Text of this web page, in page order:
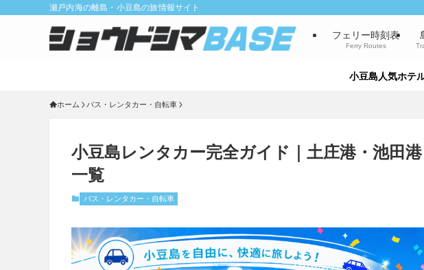
瀬戸内海の離島・小豆島の旅情報サイト
フェリー時刻表
Ferry Routes
小豆島人気ホテ
ホーム バス・レンタカー・自転車
小豆島レンタカー完全ガイド｜土庄港・池田
一覧
バス・レンタカー・自転車